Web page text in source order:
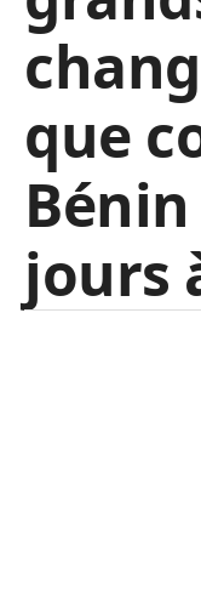
que
jours